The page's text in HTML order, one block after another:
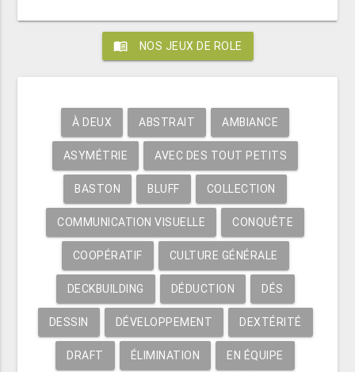
menu_book NOS JEUX DE ROLE
À DEUX ABSTRAIT AMBIANCE
ASYMÉTRIE AVEC DES TOUT PETITS
BASTON BLUFF COLLECTION
COMMUNICATION VISUELLE CONQUÊTE
COOPÉRATIF CULTURE GÉNÉRALE
DECKBUILDING DÉDUCTION DÉS
DESSIN DÉVELOPPEMENT DEXTÉRITÉ
DRAFT ÉLIMINATION EN ÉQUIPE